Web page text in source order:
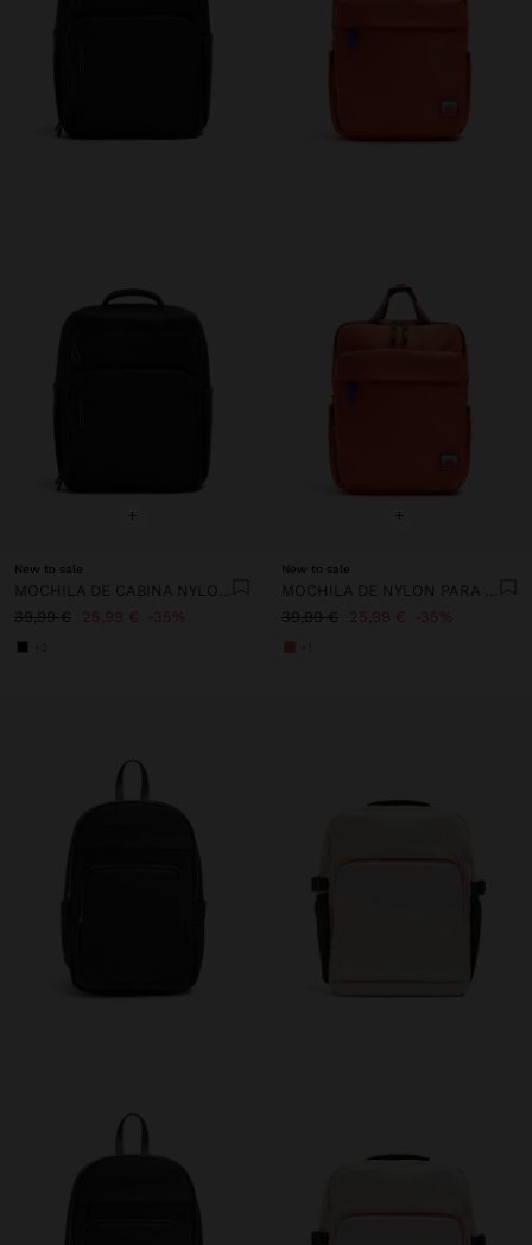
+
New to sale
MOCHILA DE CABINA NYLON EXTENSIBLE CON PORTA-BOTELLA
39,99 €
25,99 € 35%
+
New to sale
MOCHILA DE NYLON PARA PORTÁTIL DE 13"
39,99 €
25,99 € 35%